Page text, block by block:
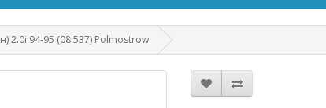
2.0i 94-95 (08.537) Polmostrow